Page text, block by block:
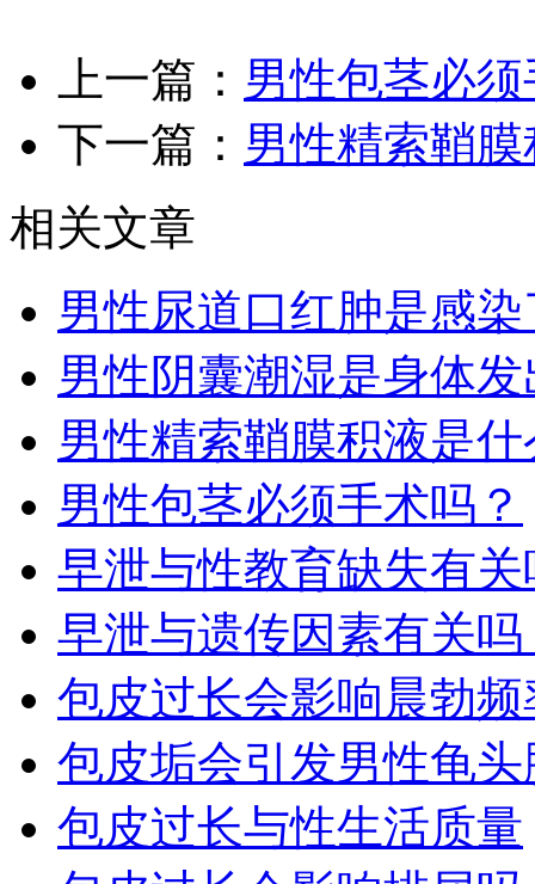
上一篇： 男性包茎必
下一篇： 男性精索鞘
相关文章
男性尿道口红肿是感
男性阴囊潮湿是身体
男性精索鞘膜积液是
男性包茎必须手术吗？
早泄与性教育缺失有关
早泄与遗传因素有关吗​
包皮过长会影响晨勃
包皮垢会引发男性龟
包皮过长与性生活质量